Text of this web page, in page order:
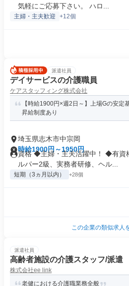
気軽にご応募下さい。 ハロ...
主婦・主夫歓迎 +12個
派遣社員
デイサービスの介護職員
ケアスタッフィング株式会社
【時給1900円×週2日～】上場Gの安定
昇給制度あり
埼玉県志木市中宗岡
時給1900円～1950円
資格 ◆主婦・主夫活躍中！ ◆有資
ルパー2級、実務者研修、ヘル...
短期（3ヵ月以内） +28個
この企業の類似求人
派遣社員
高齢者施設の介護スタッフ/派遣
株式会社ee link
老健における介護職業務全般